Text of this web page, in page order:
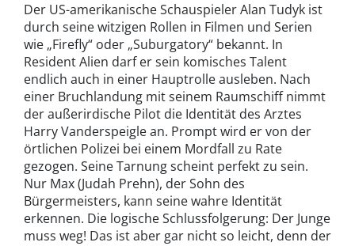
Der US-amerikanische Schauspieler Alan Tudyk ist
durch seine witzigen Rollen in Filmen und Serien
wie „Firefly“ oder „Suburgatory“ bekannt. In
Resident Alien darf er sein komisches Talent
endlich auch in einer Hauptrolle ausleben. Nach
einer Bruchlandung mit seinem Raumschiff nimmt
der außerirdische Pilot die Identität des Arztes
Harry Vanderspeigle an. Prompt wird er von der
örtlichen Polizei bei einem Mordfall zu Rate
gezogen. Seine Tarnung scheint perfekt zu sein.
Nur Max (Judah Prehn), der Sohn des
Bürgermeisters, kann seine wahre Identität
erkennen. Die logische Schlussfolgerung: Der Junge
muss weg! Das ist aber gar nicht so leicht, denn der